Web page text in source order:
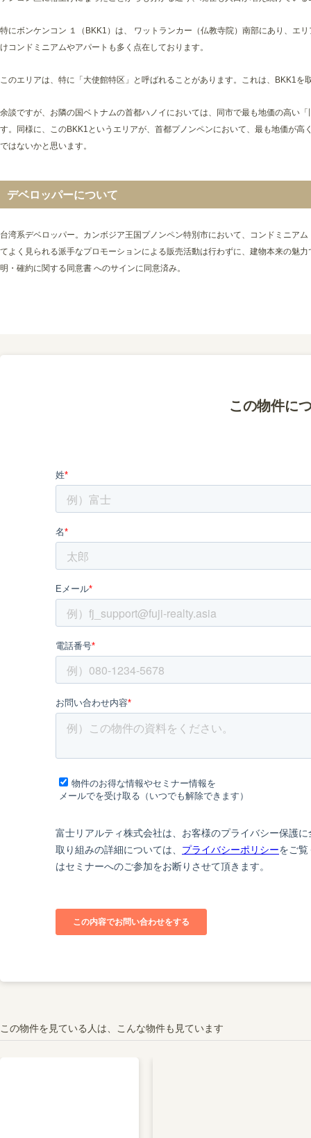
特にボンケンコン １（BKK1）は、 ワットランカー（仏教寺院）南部にあり、エ
けコンドミニアムやアパートも多く点在しております。
このエリアは、特に「大使館特区」と呼ばれることがあります。これは、BKK1
余談ですが、お隣の国ベトナムの首都ハノイにおいては、同市で最も地価の高い
す。同様に、このBKK1というエリアが、首都プノンペンにおいて、最も地価が
ではないかと思います。
デベロッパーについて
台湾系デベロッパー。カンボジア王国プノンペン特別市において、コンドミニア
てよく見られる派手なプロモーションによる販売活動は行わずに、建物本来の魅
明・確約に関する同意書 へのサインに同意済み。
この物件に
この物件を見ている人は、こんな物件も見ています